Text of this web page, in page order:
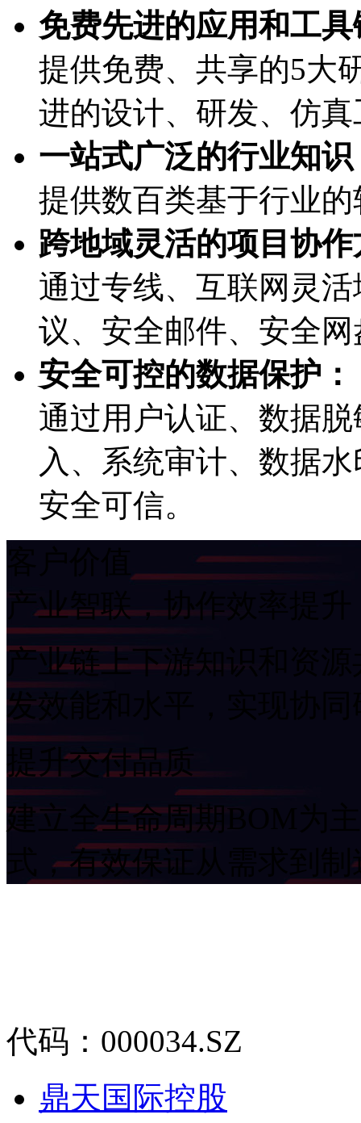
免费先进的应用和工具链
提供免费、共享的5大
进的设计、研发、
一站式广泛的行业知识
提供数百类基于行业
跨地域灵活的项目协作方
通过专线、互联网灵
议、安全邮件、安
安全可控的数据保护：
通过用户认证、数据
入、系统审计、数
安全可信。
产业智联，协作效率提升
产业链上下游知识和资源共
发效能和水平，实现协
提升交付品质
建立全生命周期BOM为
式，有效保证从需求
代码：000034.SZ
鼎天国际控股